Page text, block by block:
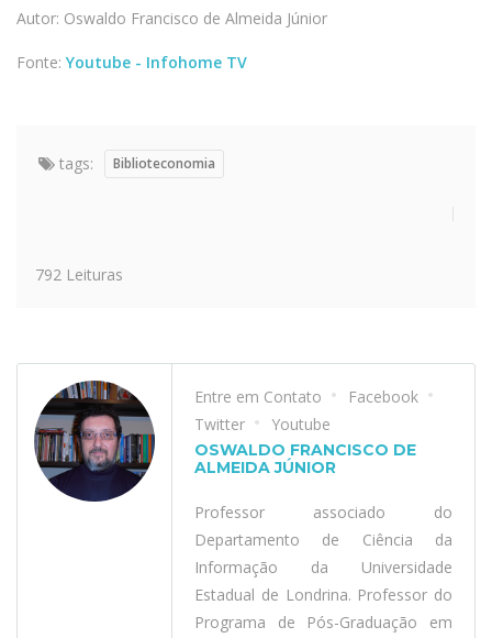
Autor: Oswaldo Francisco de Almeida Júnior
Fonte: Youtube - Infohome TV
tags: Biblioteconomia
792 Leituras
Entre em Contato
Facebook
Twitter
Youtube
OSWALDO FRANCISCO DE
ALMEIDA JÚNIOR
Professor associado do
Departamento de Ciência da
Informação da Universidade
Estadual de Londrina. Professor do
Programa de Pós-Graduação em